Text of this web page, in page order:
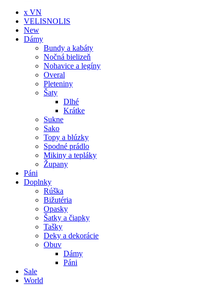
x VN
VELISNOLIS
New
Dámy
Bundy a kabáty
Nočná bielizeň
Nohavice a legíny
Overal
Pleteniny
Šaty
Dlhé
Krátke
Sukne
Sako
Topy a blúzky
Spodné prádlo
Mikiny a tepláky
Župany
Páni
Doplnky
Rúška
Bižutéria
Opasky
Šatky a čiapky
Tašky
Deky a dekorácie
Obuv
Dámy
Páni
Sale
World